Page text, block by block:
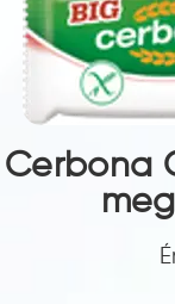
Cerbona